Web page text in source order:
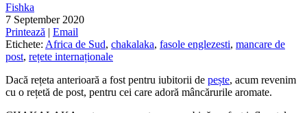
Fishka
7 September 2020
Printează | Email
Etichete: Africa de Sud, chakalaka, fasole englezesti, mancare de
post, rețete internaționale
Dacă rețeta anterioară a fost pentru iubitorii de pește, acum revenim
cu o rețetă de post, pentru cei care adoră mâncărurile aromate.